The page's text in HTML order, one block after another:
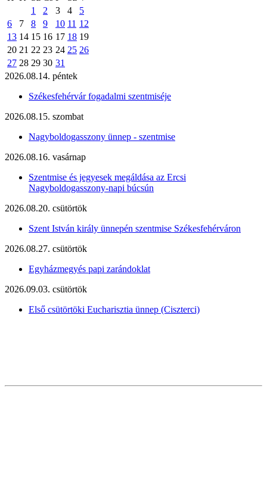
1
2 3 4
5
6
7 8 9 10 11 12
13 14 15 16 17 18 19
20 21 22 23 24 25 26
27 28 29 30 31
2026.08.14. péntek
Székesfehérvár fogadalmi szentmiséje
2026.08.15. szombat
Nagyboldogasszony ünnep - szentmise
2026.08.16. vasárnap
Szentmise és jegyesek megáldása az Ercsi
Nagyboldogasszony-napi búcsún
2026.08.20. csütörtök
Szent István király ünnepén szentmise Székesfehérváron
2026.08.27. csütörtök
Egyházmegyés papi zarándoklat
2026.09.03. csütörtök
Első csütörtöki Eucharisztia ünnep (Ciszterci)